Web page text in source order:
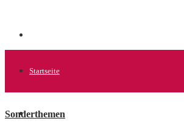
Startseite
Allgemein
Sonderthemen